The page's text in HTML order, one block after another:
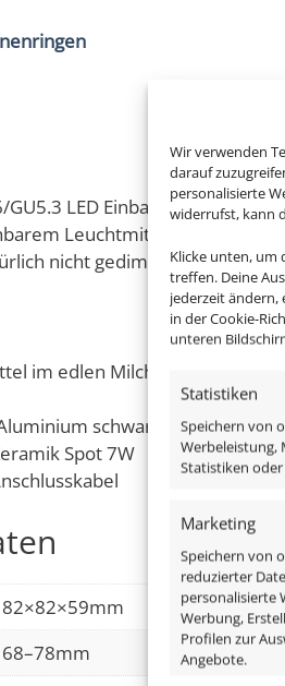
Wir verwenden
darauf
personalisierte
widerrufst, kann
Klicke unten, um
treffen. Deine
jederzeit ändern,
in der Cookie-
unteren
Statistiken
Speichern von
Werbeleistung,
Statistiken
Marketing
Speichern von
reduzierter
personalisierte
Werbung,
Profilen zur
Angebote.
GU5.3 LED Einbaustrahler in
Leuchtmittel. Lässt sich
nicht gedimmt werden.
im edlen Milchglas Design
schwarz matt
Spot 7W
82×82×59mm
68–78mm